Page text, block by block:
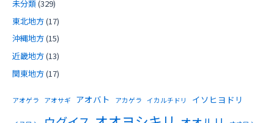
未分類(329)
東北地方(17)
沖縄地方(15)
近畿地方(13)
関東地方(17)
アオゲラ アオサギ アオバト アカゲラ イカルチドリ イソヒヨドリ